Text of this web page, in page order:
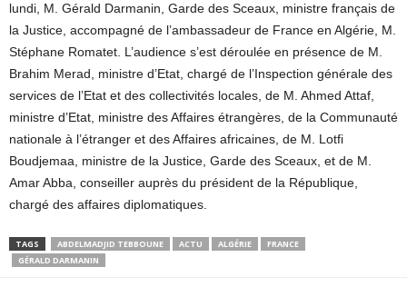
lundi, M. Gérald Darmanin, Garde des Sceaux, ministre français de
la Justice, accompagné de l’ambassadeur de France en Algérie, M.
Stéphane Romatet. L’audience s’est déroulée en présence de M.
Brahim Merad, ministre d’Etat, chargé de l’Inspection générale des
services de l’Etat et des collectivités locales, de M. Ahmed Attaf,
ministre d’Etat, ministre des Affaires étrangères, de la Communauté
nationale à l’étranger et des Affaires africaines, de M. Lotfi
Boudjemaa, ministre de la Justice, Garde des Sceaux, et de M.
Amar Abba, conseiller auprès du président de la République,
chargé des affaires diplomatiques.
TAGS ABDELMADJID TEBBOUNE ACTU ALGÉRIE
FRANCE
GÉRALD DARMANIN